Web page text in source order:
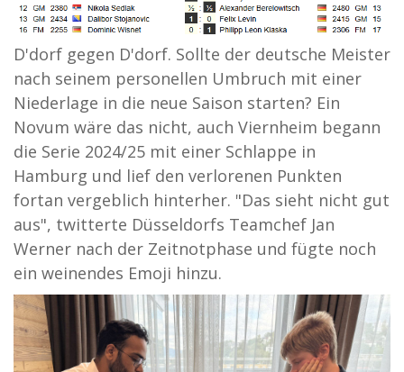
D'dorf gegen D'dorf. Sollte der deutsche Meister
nach seinem personellen Umbruch mit einer
Niederlage in die neue Saison starten? Ein
Novum wäre das nicht, auch Viernheim begann
die Serie 2024/25 mit einer Schlappe in
Hamburg und lief den verlorenen Punkten
fortan vergeblich hinterher. "Das sieht nicht gut
aus", twitterte Düsseldorfs Teamchef Jan
Werner nach der Zeitnotphase und fügte noch
ein weinendes Emoji hinzu.